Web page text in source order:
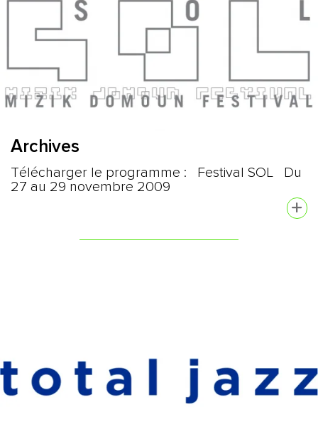
Archives
Télécharger le programme : Festival SOL Du
27 au 29 novembre 2009